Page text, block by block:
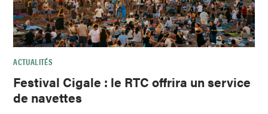
ACTUALITÉS
Festival Cigale : le RTC offrira un service
de navettes